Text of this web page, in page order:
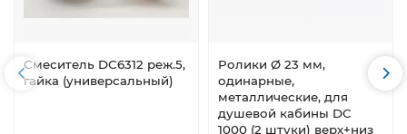
Смеситель DC6312 реж.5,
гайка (универсальный)
Ролики Ø 23 мм,
одинарные,
металлические, для
душевой кабины DC
1000 (2 штуки) верх+низ